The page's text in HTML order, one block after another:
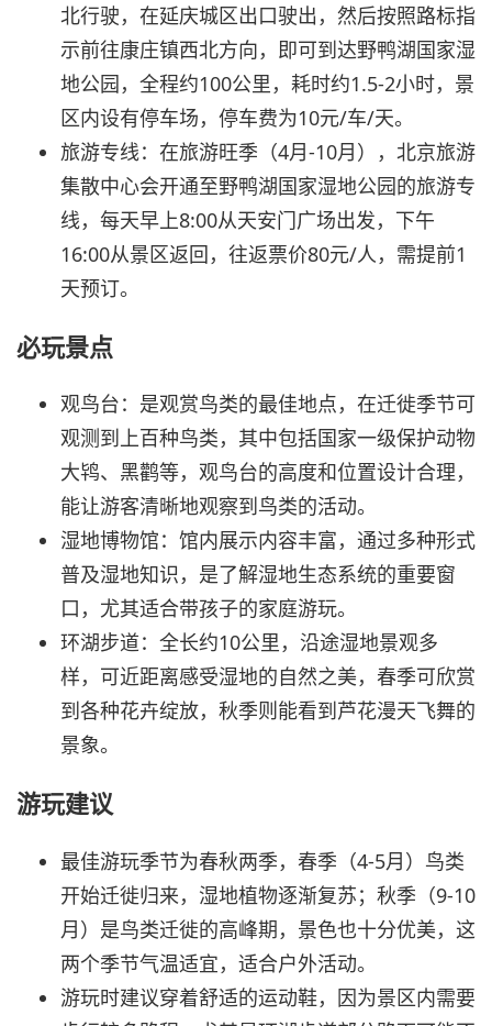
北行驶，在延庆城区出口驶出，然后按照路标指
示前往康庄镇西北方向，即可到达野鸭湖国家湿
地公园，全程约100公里，耗时约1.5-2小时，景
区内设有停车场，停车费为10元/车/天。
旅游专线：在旅游旺季（4月-10月），北京旅游
集散中心会开通至野鸭湖国家湿地公园的旅游专
线，每天早上8:00从天安门广场出发，下午
16:00从景区返回，往返票价80元/人，需提前1
天预订。
必玩景点
观鸟台：是观赏鸟类的最佳地点，在迁徙季节可
观测到上百种鸟类，其中包括国家一级保护动物
大鸨、黑鹳等，观鸟台的高度和位置设计合理，
能让游客清晰地观察到鸟类的活动。
湿地博物馆：馆内展示内容丰富，通过多种形式
普及湿地知识，是了解湿地生态系统的重要窗
口，尤其适合带孩子的家庭游玩。
环湖步道：全长约10公里，沿途湿地景观多
样，可近距离感受湿地的自然之美，春季可欣赏
到各种花卉绽放，秋季则能看到芦花漫天飞舞的
景象。
游玩建议
最佳游玩季节为春秋两季，春季（4-5月）鸟类
开始迁徙归来，湿地植物逐渐复苏；秋季（9-10
月）是鸟类迁徙的高峰期，景色也十分优美，这
两个季节气温适宜，适合户外活动。
游玩时建议穿着舒适的运动鞋，因为景区内需要